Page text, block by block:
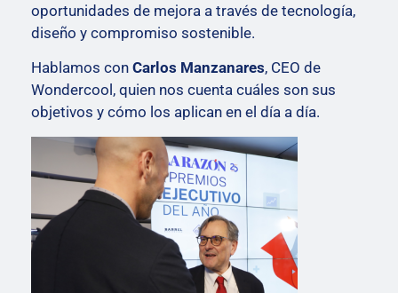
oportunidades de mejora a través de tecnología,
diseño y compromiso sostenible.
Hablamos con Carlos Manzanares, CEO de
Wondercool, quien nos cuenta cuáles son sus
objetivos y cómo los aplican en el día a día.